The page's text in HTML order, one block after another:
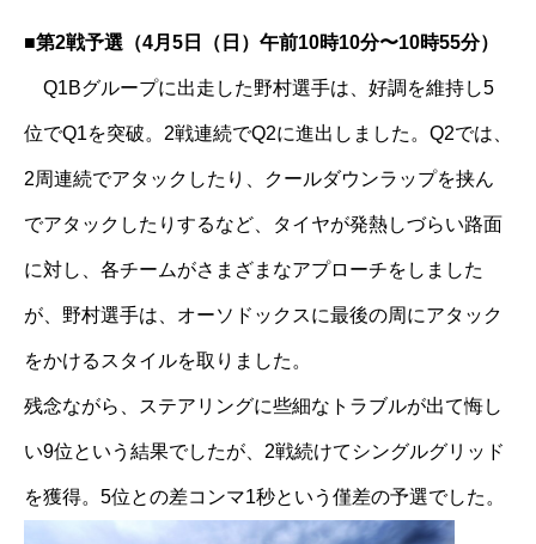
■第2戦予選（4月5日（日）午前10時10分〜10時55分）
Q1Bグループに出走した野村選手は、好調を維持し5
位でQ1を突破。2戦連続でQ2に進出しました。Q2では、
2周連続でアタックしたり、クールダウンラップを挟ん
でアタックしたりするなど、タイヤが発熱しづらい路面
に対し、各チームがさまざまなアプローチをしました
が、野村選手は、オーソドックスに最後の周にアタック
をかけるスタイルを取りました。
残念ながら、ステアリングに些細なトラブルが出て悔し
い9位という結果でしたが、2戦続けてシングルグリッド
を獲得。5位との差コンマ1秒という僅差の予選でした。